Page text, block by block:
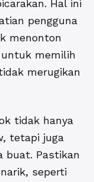
Hal ini
pengguna
menonton
untuk memilih
merugikan
tidak hanya
tetapi juga
buat. Pastikan
seperti